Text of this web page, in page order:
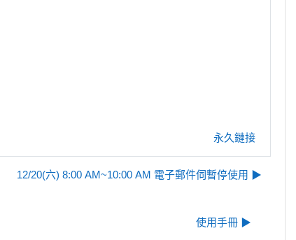
永久鏈接
12/20(六) 8:00 AM~10:00 AM 電子郵件伺暫停使用 ▶︎
使用手冊 ▶︎